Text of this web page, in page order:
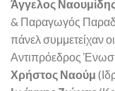
Άγγελος Ναουμίδης
& Παραγωγός
πάνελ συμμετείχαν οι
Αντιπρόεδρος
Χρήστος Ναούμ